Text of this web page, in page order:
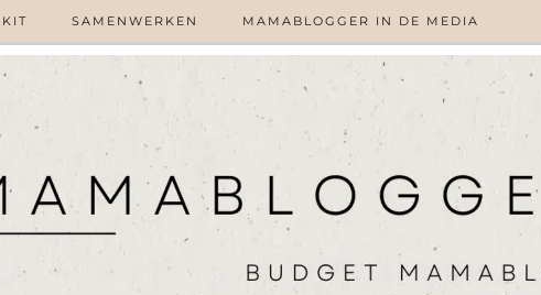
SAMENWERKEN MAMABLOGGER IN DE MEDIA